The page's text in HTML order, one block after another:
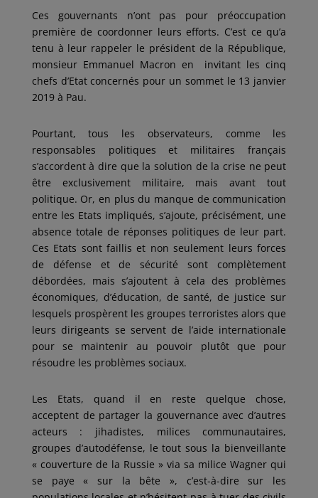
Ces gouvernants n’ont pas pour préoccupation
première de coordonner leurs efforts. C’est ce qu’a
tenu à leur rappeler le président de la République,
monsieur Emmanuel Macron en invitant les cinq
chefs d’Etat concernés pour un sommet le 13 janvier
2019 à Pau.
Pourtant, tous les observateurs, comme les
responsables politiques et militaires français
s’accordent à dire que la solution de la crise ne peut
être exclusivement militaire, mais avant tout
politique. Or, en plus du manque de communication
entre les Etats impliqués, s’ajoute, précisément, une
absence totale de réponses politiques de leur part.
Ces Etats sont faillis et non seulement leurs forces
de défense et de sécurité sont complètement
débordées, mais s’ajoutent à cela des problèmes
économiques, d’éducation, de santé, de justice sur
lesquels prospèrent les groupes terroristes alors que
leurs dirigeants se servent de l’aide internationale
pour se maintenir au pouvoir plutôt que pour
résoudre les problèmes sociaux.
Les Etats, quand il en reste quelque chose,
acceptent de partager la gouvernance avec d’autres
acteurs : jihadistes, milices communautaires,
groupes d’autodéfense, le tout sous la bienveillante
« couverture de la Russie » via sa milice Wagner qui
se paye « sur la bête », c’est-à-dire sur les